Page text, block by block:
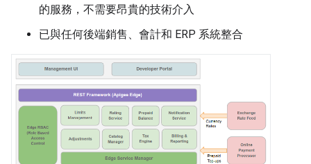
的服務，不需要昂貴的技術介入
已與任何後端銷售、會計和 ERP 系統整合